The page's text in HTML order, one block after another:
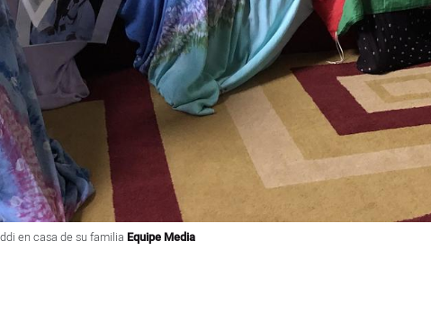
en casa de su familia Equipe Media